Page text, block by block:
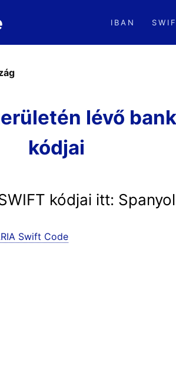
IBAN
lévő
kódjai
kódjai itt:
Swift Code